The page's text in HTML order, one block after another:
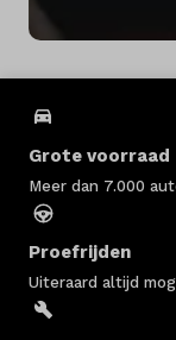
Grote voorraad
Meer dan 7.000
Proefrijden
Uiteraard altijd